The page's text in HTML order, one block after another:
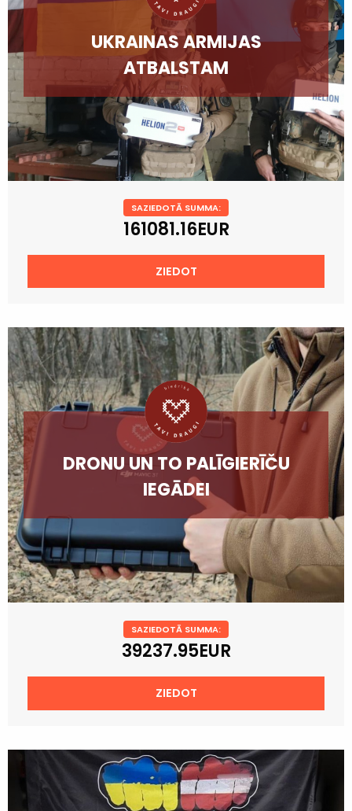
UKRAINAS ARMIJAS
ATBALSTAM
SAZIEDOTĀ SUMMA:
161081.16EUR
ZIEDOT
DRONU UN TO PALĪGIERĪČU
IEGĀDEI
SAZIEDOTĀ SUMMA:
39237.95EUR
ZIEDOT